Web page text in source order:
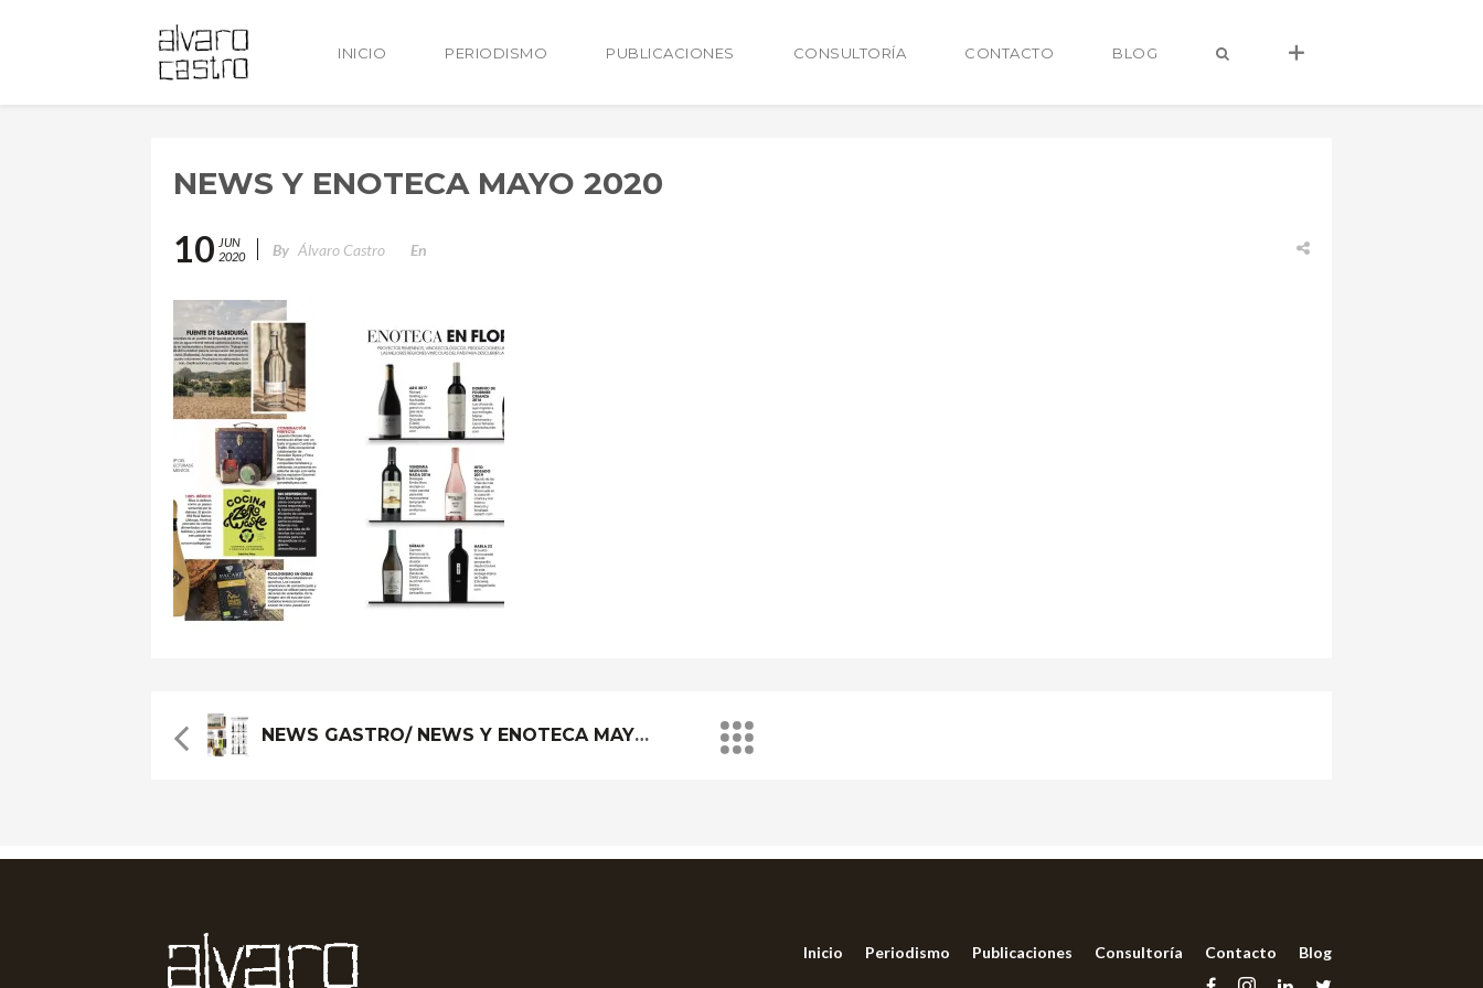
INICIO PERIODISMO PUBLICACIONES CONSULTORÍA CONTACTO BLOG
NEWS Y ENOTECA MAYO 2020
10 JUN
2020
By Álvaro Castro En
NEWS GASTRO/ NEWS Y ENOTECA MAYO 2020
Inicio Periodismo Publicaciones Consultoría Contacto Blog